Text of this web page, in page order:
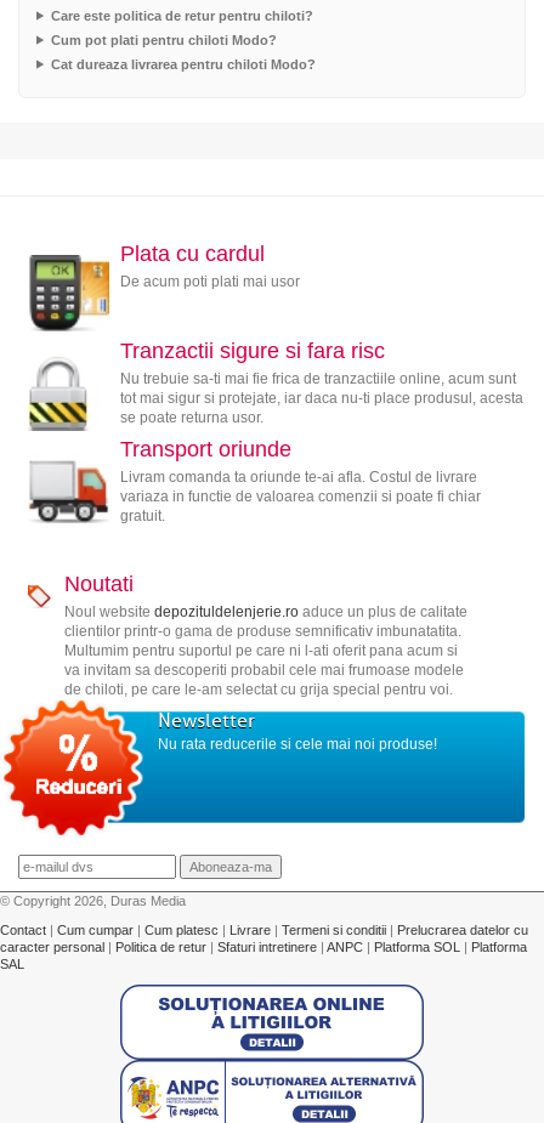
Care este politica de retur pentru chiloti?
Cum pot plati pentru chiloti Modo?
Cat dureaza livrarea pentru chiloti Modo?
Plata cu cardul
De acum poti plati mai usor
Tranzactii sigure si fara risc
Nu trebuie sa-ti mai fie frica de tranzactiile online, acum sunt
tot mai sigur si protejate, iar daca nu-ti place produsul, acesta
se poate returna usor.
Transport oriunde
Livram comanda ta oriunde te-ai afla. Costul de livrare
variaza in functie de valoarea comenzii si poate fi chiar
gratuit.
Noutati
Noul website depozituldelenjerie.roaduce un plus de calitate
clientilor printr-o gama de produse semnificativ imbunatatita.
Multumim pentru suportul pe care ni l-ati oferit pana acum si
va invitam sa descoperiti probabil cele mai frumoase modele
de chiloti, pe care le-am selectat cu grija special pentru voi.
Newsletter
Nu rata reducerile si cele mai noi produse!
© Copyright 2026, Duras Media
Contact
Cum cumpar Cum platesc Livrare Termeni si conditii
Prelucrarea datelor cu
caracter personal
Politica de retur Sfaturi intretinere ANPC Platforma SOL
Platforma
SAL